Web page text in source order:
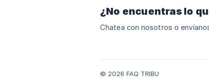
¿No encuentras lo
Chatea con nosotros o
© 2026 FAQ TRIBU